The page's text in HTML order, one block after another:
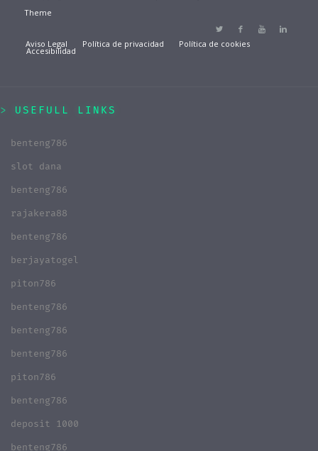
Theme
Aviso Legal Política de privacidad Política de cookies
Accesibilidad
USEFULL LINKS
benteng786
slot dana
benteng786
rajakera88
benteng786
berjayatogel
piton786
benteng786
benteng786
benteng786
piton786
benteng786
deposit 1000
benteng786